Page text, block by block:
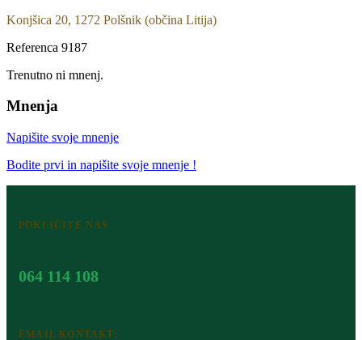
Konjšica 20, 1272 Polšnik (občina Litija)
Referenca 9187
Trenutno ni mnenj.
Mnenja
Napišite svoje mnenje
Bodite prvi in napišite svoje mnenje !
POKLIČITE NAS
064 114 108
EMAIL KONTAKT: